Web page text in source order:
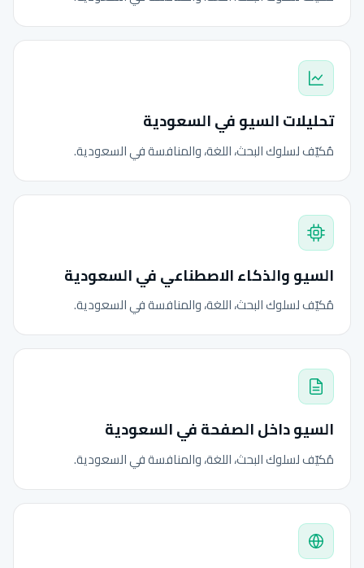
تحليلات السيو في السعودية
مُكيّف لسلوك البحث، اللغة، والمنافسة في السعودية.
السيو والذكاء الاصطناعي في السعودية
مُكيّف لسلوك البحث، اللغة، والمنافسة في السعودية.
السيو داخل الصفحة في السعودية
مُكيّف لسلوك البحث، اللغة، والمنافسة في السعودية.